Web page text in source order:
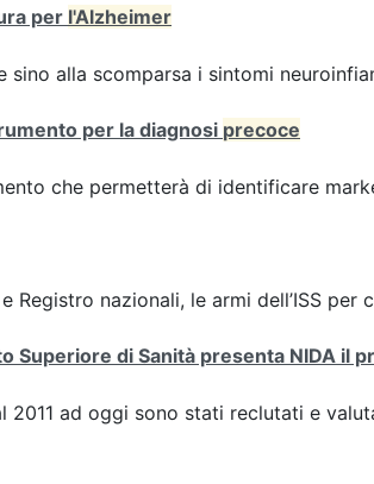
per l'Alzheimer
alla scomparsa i sintomi
per la diagnosi precoce
che permetterà di identificare
Registro nazionali, le armi dell’ISS per
Superiore di Sanità presenta NIDA il
2011 ad oggi sono stati reclutati e